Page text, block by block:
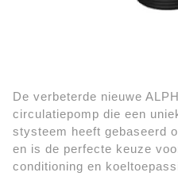
De verbeterde nieuwe
circulatiepomp die een
stysteem heeft gebaseerd
en is de perfecte keuze
conditioning en